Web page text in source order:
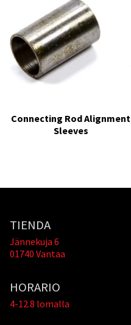
Connecting Rod Alignment
Sleeves
TIENDA
Jännekuja 6
01740 Vantaa
HORARIO
4-12.8 lomalla